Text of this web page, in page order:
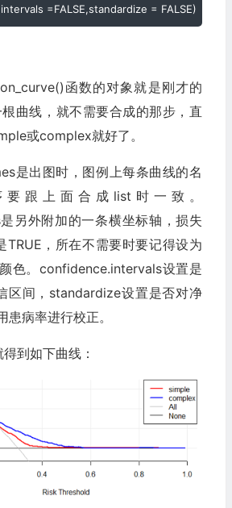
intervals =FALSE,standardize = FALSE)
函数的对象就是刚才的
曲线，就不需要合成的那步，直
或complex就好了。
是出图时，图例上每条曲线的名
跟上面合成list时一致。
另外附加的一条横坐标轴，损失
TRUE，所在不需要时要记得设为
色。confidence.intervals设置是
区间，standardize设置是否对净
患病率进行校正。
到如下曲线：